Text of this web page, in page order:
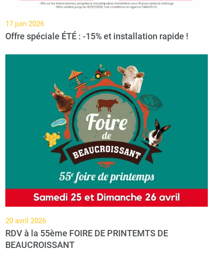
17 juin 2026
Offre spéciale ÉTÉ : -15% et installation rapide !
20 avril 2026
RDV à la 55ème FOIRE DE PRINTEMTS DE
BEAUCROISSANT